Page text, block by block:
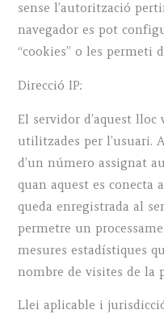
sense l’autorització
navegador es pot
“cookies” o les permeti
Direcció IP:
El servidor d’aquest
utilitzades per l’usuari.
d’un número assignat
quan aquest es conecta
queda enregistrada al
permetre un
mesures estadístiques
nombre de visites de la
Llei aplicable i